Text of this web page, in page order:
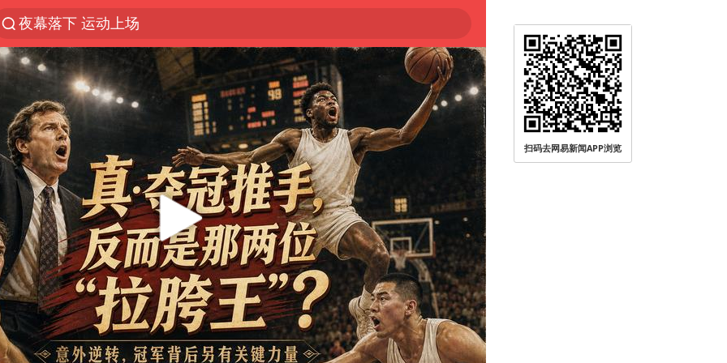
夜幕落下 运动上场
段绚竞因公牺牲 年仅44岁
“空调24小时开着更省电”不实
1岁宝宝碰坏纸巾盒 宝妈被索赔924元
台风白海豚环流面积近似13个浙江
Meta被判支付5.67亿美元
台风白海豚逼近 暴雨大暴雨来袭
发行市值610亿 谁是宇树科技背后赢家
公司“上四休三”但要降薪1000元
47岁妈妈突然产女 26岁女儿：很震惊
OpenAI为免费用户升级GPT-5.6 Luna
扫码去网易新闻APP浏览